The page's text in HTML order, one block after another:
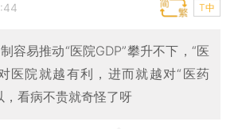
T中
容易推动“医院GDP”攀升不下，“医
医院就越有利，进而就越对“医药
，看病不贵就奇怪了呀